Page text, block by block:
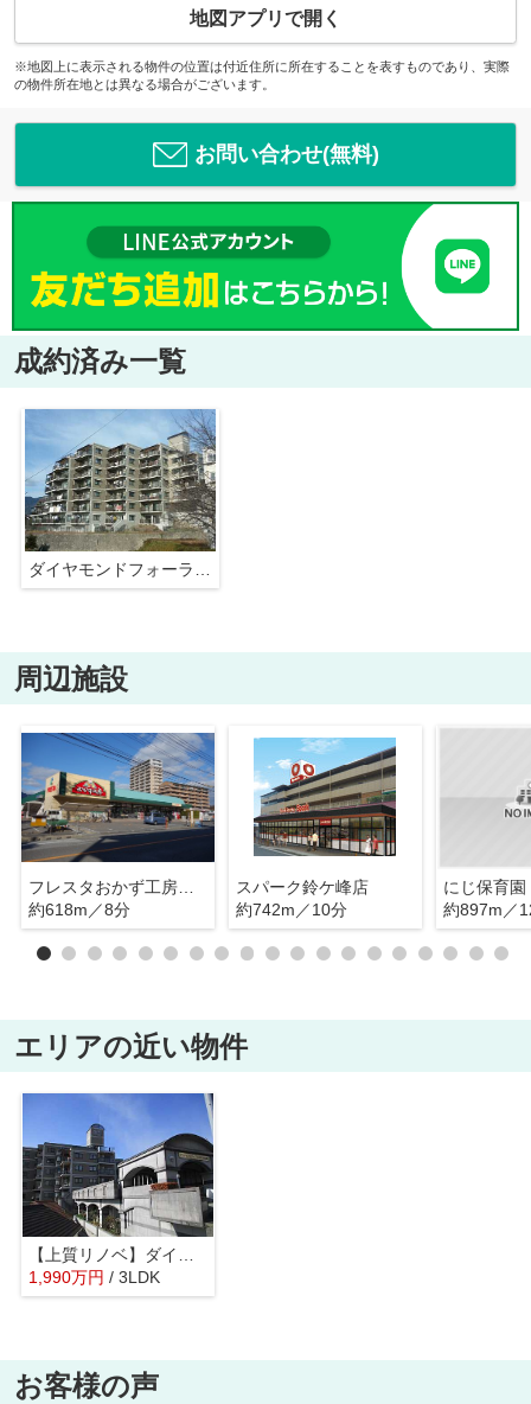
地図アプリで開く
※地図上に表示される物件の位置は付近住所に所在することを表すものであり、実際
の物件所在地とは異なる場合がございます。
お問い合わせ(無料)
成約済み一覧
ダイヤモンドフォーラム五日市皆賀
周辺施設
フレスタおかず工房皆賀店
約618m／8分
スパーク鈴ケ峰店
約742m／10分
にじ保育園
約897m／
エリアの近い物件
1,990万円 / 3LDK
お客様の声